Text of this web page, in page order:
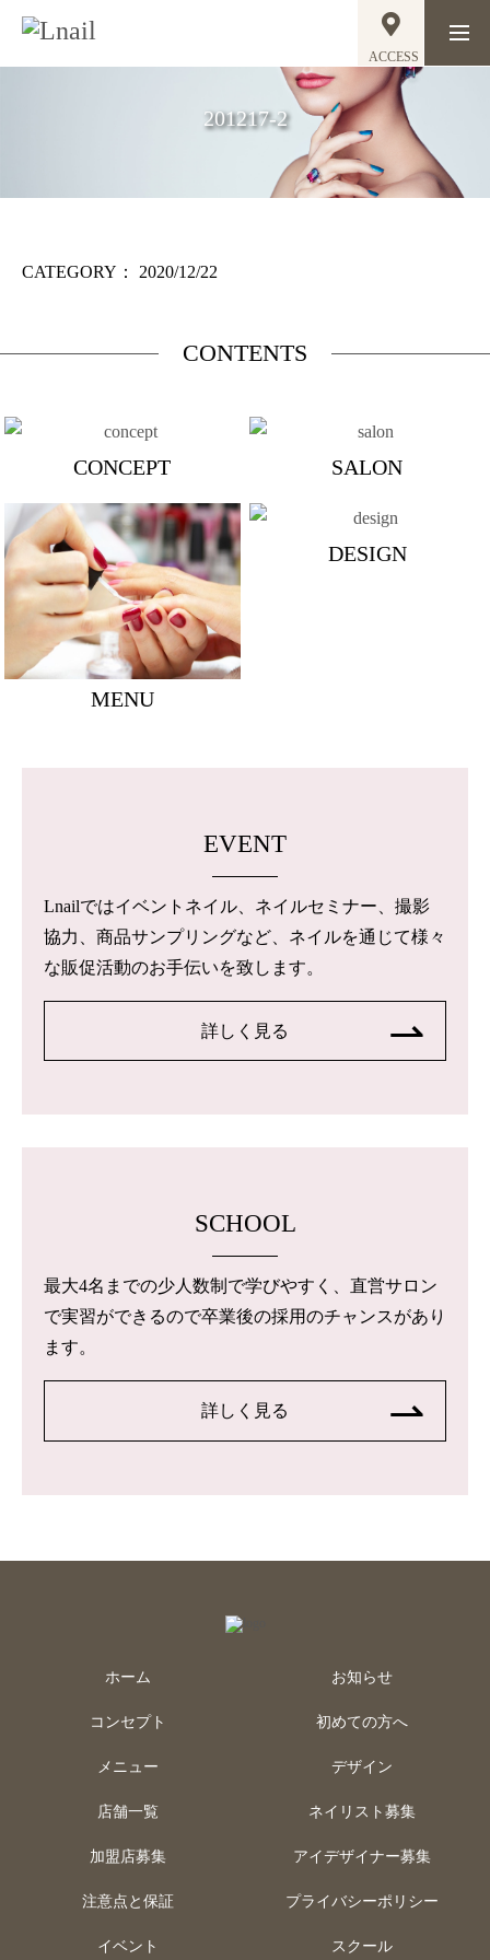
ACCESS
201217-2
CATEGORY： 2020/12/22
CONTENTS
CONCEPT SALON
MENU
DESIGN
EVENT
Lnailではイベントネイル、ネイルセミナー、撮影
協力、商品サンプリングなど、ネイルを通じて様々
な販促活動のお手伝いを致します。
詳しく見る
SCHOOL
最大4名までの少人数制で学びやすく、直営サロン
で実習ができるので卒業後の採用のチャンスがあり
ます。
詳しく見る
ホーム
コンセプト
メニュー
店舗一覧
加盟店募集
注意点と保証
イベント
お知らせ
初めての方へ
デザイン
ネイリスト募集
アイデザイナー募集
プライバシーポリシー
スクール